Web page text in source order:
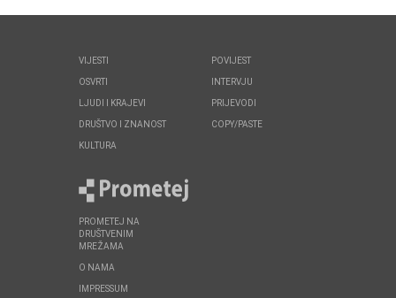
VIJESTI
OSVRTI
LJUDI I KRAJEVI
DRUŠTVO I ZNANOST
KULTURA
POVIJEST
INTERVJU
PRIJEVODI
COPY/PASTE
PROMETEJ NA
DRUŠTVENIM
MREŽAMA
O NAMA
IMPRESSUM